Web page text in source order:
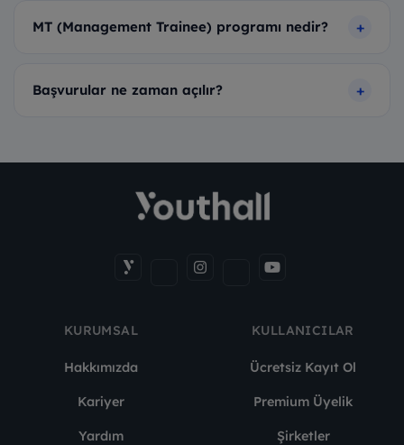
MT (Management Trainee) programı nedir?
Başvurular ne zaman açılır?
KURUMSAL
Hakkımızda
Kariyer
Yardım
KULLANICILAR
Ücretsiz Kayıt Ol
Premium Üyelik
Şirketler